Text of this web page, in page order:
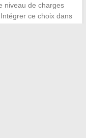
niveau de charges
ce choix dans